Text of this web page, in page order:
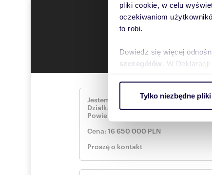
pliki cookie, w celu
oczekiwaniom
to robi.
Dowiedz się więcej
szczegółów . W
ruch w naszej witrynie.
reklamowym i
uzyskanymi podczas
Tylko niezbędne
Wyślij
szybko się z